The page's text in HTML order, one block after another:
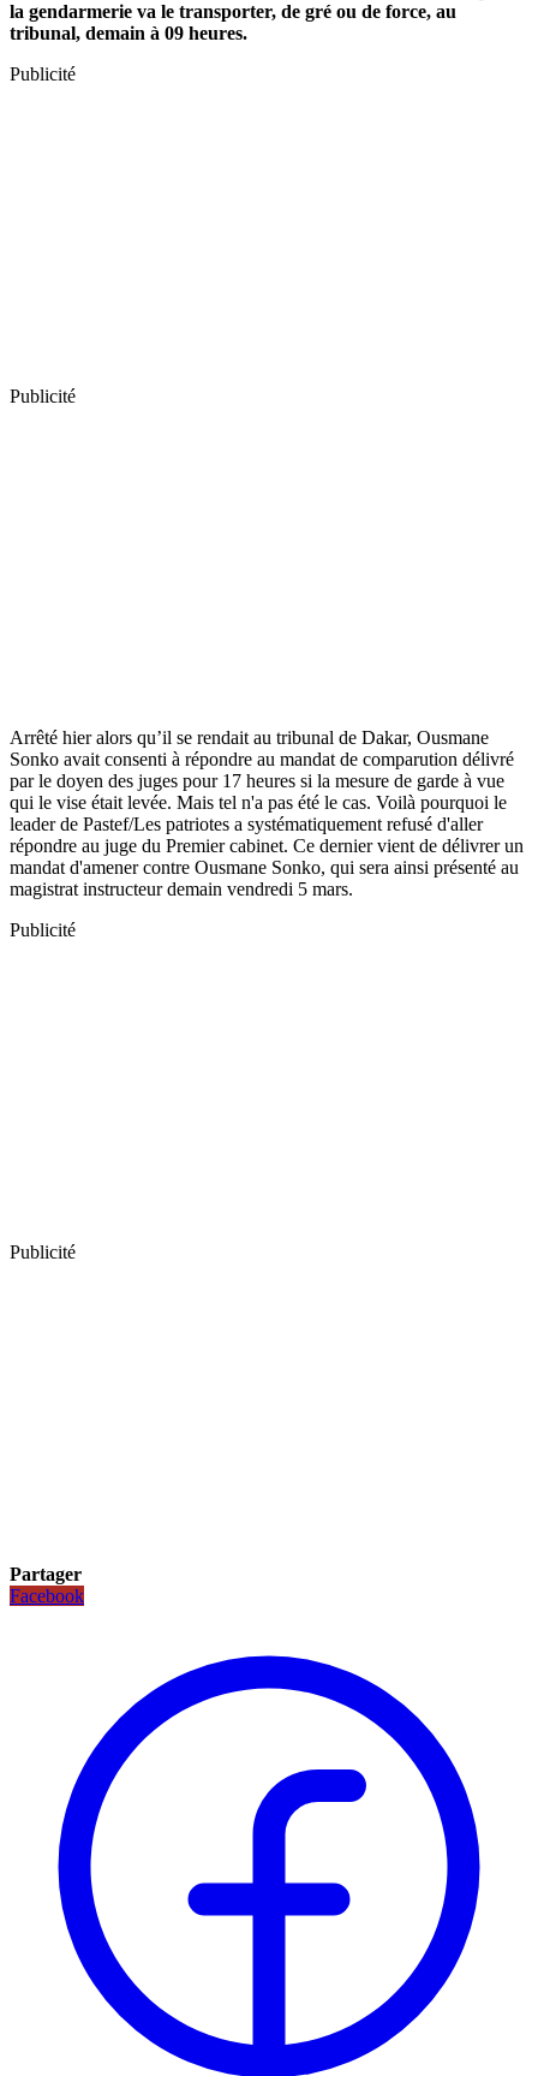
la gendarmerie va le transporter, de gré ou de force, au
tribunal, demain à 09 heures.
Publicité
Publicité
Arrêté hier alors qu’il se rendait au tribunal de Dakar, Ousmane
Sonko avait consenti à répondre au mandat de comparution délivré
par le doyen des juges pour 17 heures si la mesure de garde à vue
qui le vise était levée. Mais tel n'a pas été le cas. Voilà pourquoi le
leader de Pastef/Les patriotes a systématiquement refusé d'aller
répondre au juge du Premier cabinet. Ce dernier vient de délivrer un
mandat d'amener contre Ousmane Sonko, qui sera ainsi présenté au
magistrat instructeur demain vendredi 5 mars.
Publicité
Publicité
Partager
Facebook